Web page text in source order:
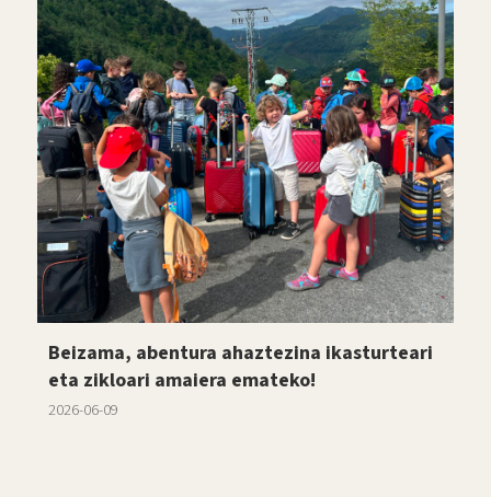
Beizama, abentura ahaztezina ikasturteari
eta zikloari amaiera emateko!
2026-06-09